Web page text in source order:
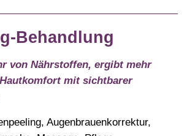
Behandlung
von Nährstoffen, ergibt mehr
mit sichtbarer
Augenbrauenkorrektur,